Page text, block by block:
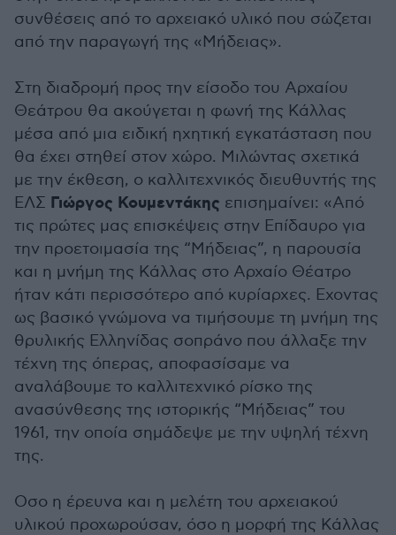
συνθέσεις από το αρχειακό υλικό που σώζεται
από την παραγωγή της «Μήδειας».
Στη διαδρομή προς την είσοδο του Αρχαίου
Θεάτρου θα ακούγεται η φωνή της Κάλλας
μέσα από μια ειδική ηχητική εγκατάσταση που
θα έχει στηθεί στον χώρο. Μιλώντας σχετικά
με την έκθεση, ο καλλιτεχνικός διευθυντής της
ΕΛΣ Γιώργος Κουμεντάκης επισημαίνει: «Από
τις πρώτες μας επισκέψεις στην Επίδαυρο για
την προετοιμασία της “Μήδειας”, η παρουσία
και η μνήμη της Κάλλας στο Αρχαίο Θέατρο
ήταν κάτι περισσότερο από κυρίαρχες. Εχοντας
ως βασικό γνώμονα να τιμήσουμε τη μνήμη της
θρυλικής Ελληνίδας σοπράνο που άλλαξε την
τέχνη της όπερας, αποφασίσαμε να
αναλάβουμε το καλλιτεχνικό ρίσκο της
ανασύνθεσης της ιστορικής “Μήδειας” του
1961, την οποία σημάδεψε με την υψηλή τέχνη
της.
Οσο η έρευνα και η μελέτη του αρχειακού
υλικού προχωρούσαν, όσο η μορφή της Κάλλας